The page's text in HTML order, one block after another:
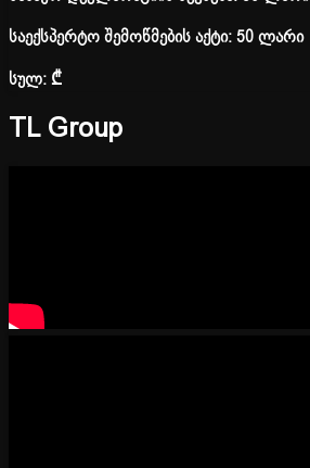
საექსპერტო შემოწმების აქტი: 50 ლარი
სულ:₾
TL Group